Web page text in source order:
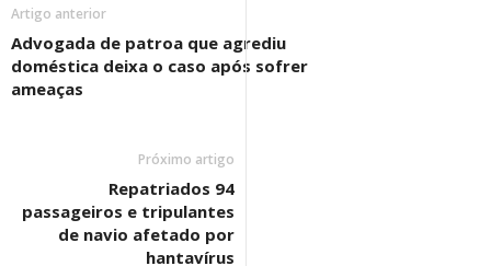
Artigo anterior
Advogada de patroa que agrediu
doméstica deixa o caso após sofrer
ameaças
Próximo artigo
Repatriados 94
passageiros e tripulantes
de navio afetado por
hantavírus